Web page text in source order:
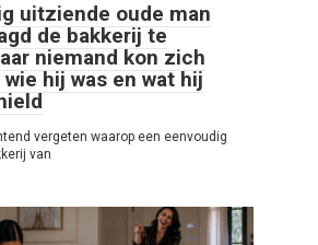
uitziende oude man
de bakkerij te
niemand kon zich
hij was en wat hij
vergeten waarop een eenvoudig
van